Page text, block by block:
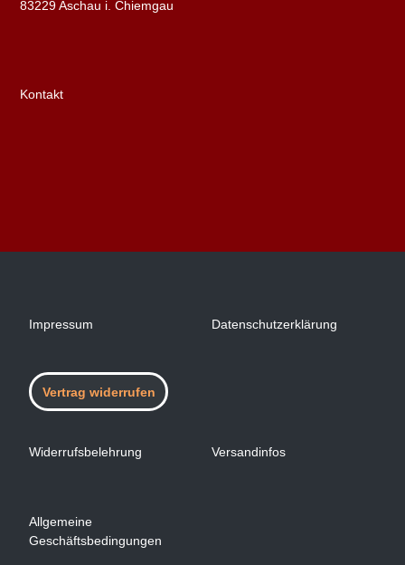
83229 Aschau i. Chiemgau
Kontakt
Impressum Datenschutzerklärung
Vertrag widerrufen
Widerrufsbelehrung Versandinfos
Allgemeine
Geschäftsbedingungen